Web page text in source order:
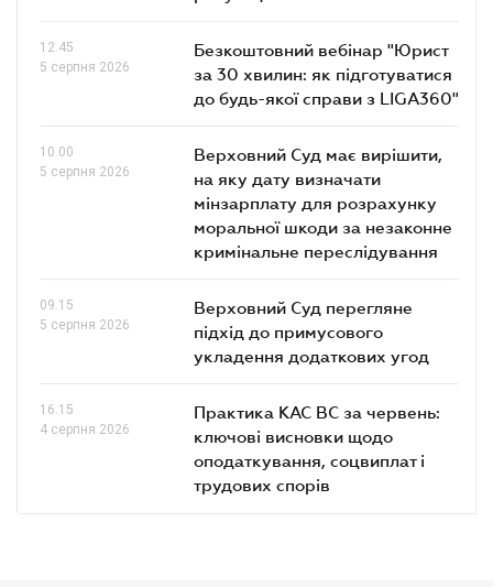
12.45
5 серпня 2026
Безкоштовний вебінар "Юрист
за 30 хвилин: як підготуватися
до будь-якої справи з LIGA360"
10.00
5 серпня 2026
Верховний Суд має вирішити,
на яку дату визначати
мінзарплату для розрахунку
моральної шкоди за незаконне
кримінальне переслідування
09.15
5 серпня 2026
Верховний Суд перегляне
підхід до примусового
укладення додаткових угод
16.15
4 серпня 2026
Практика КАС ВС за червень:
ключові висновки щодо
оподаткування, соцвиплат і
трудових спорів